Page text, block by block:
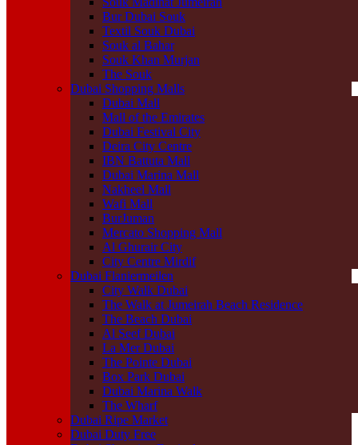
Bur Dubai Souk
Textil Souk Dubai
Souk al Bahar
Souk Khan Murjan
The Souk
Dubai Shopping Malls
Dubai Mall
Mall of the Emirates
Dubai Festival City
Deira City Centre
IBN Battuta Mall
Dubai Marina Mall
Nakheel Mall
Wafi Mall
BurJuman
Mercato Shopping Mall
Al Ghurair City
City Centre Mirdif
Dubai Flaniermeilen
City Walk Dubai
The Walk at Jumeirah Beach Residence
The Beach Dubai
Al Seef Dubai
La Mer Dubai
The Pointe Dubai
Box Park Dubai
Dubai Marina Walk
The Wharf
Dubai Ripe Market
Dubai Duty Free